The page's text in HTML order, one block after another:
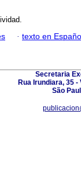
· texto en
Secretaria
Rua Irundiara, 35 -
São